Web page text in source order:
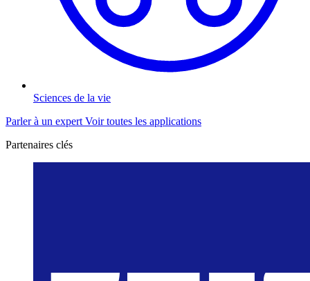
Sciences de la vie
Parler à un expert Voir toutes les applications
Partenaires clés